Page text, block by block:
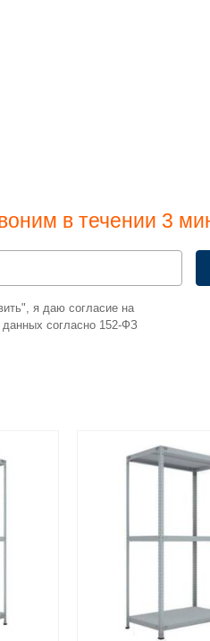
в течении 3
я даю согласие на
согласно 152-ФЗ